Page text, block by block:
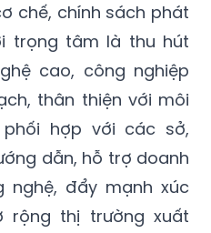
chế, chính sách phát
trọng tâm là thu hút
cao, công nghiệp
thân thiện với môi
phối hợp với các sở,
dẫn, hỗ trợ doanh
nghệ, đẩy mạnh xúc
rộng thị trường xuất